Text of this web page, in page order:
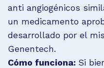
anti angiogénicos
un medicamento
desarrollado por el
Genentech.
Cómo funciona: Si